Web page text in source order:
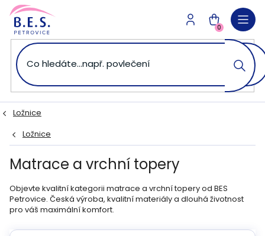
Přejít
obsah
NÁKUPNÍ
KOŠÍK
0
Ložnice
Ložnice
Matrace a vrchní topery
Objevte kvalitní kategorii matrace a vrchní topery od BES
Petrovice. Česká výroba, kvalitní materiály a dlouhá životnost
pro váš maximální komfort.